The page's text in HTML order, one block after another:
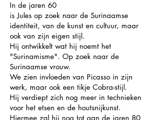
In de jaren 60
is Jules op zoek naar de Surinaamse
identiteit, van de kunst en cultuur, maar
ook van zijn eigen stijl.
Hij ontwikkelt wat hij noemt het
"Surinamisme". Op zoek naar de
Surinaamse vrouw.
We zien invloeden van Picasso in zijn
werk, maar ook een tikje Cobra-stijl.
Hij verdiept zich nog meer in technieken
voor het etsen en de houtsnijkunst.
Hiermee zal hij nog tot aan de jaren 80